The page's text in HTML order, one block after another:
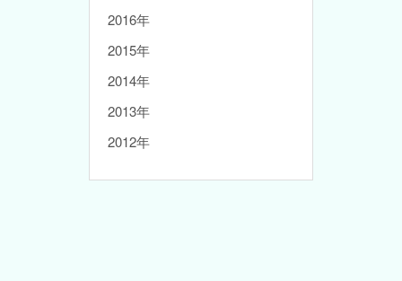
2016年
2015年
2014年
2013年
2012年